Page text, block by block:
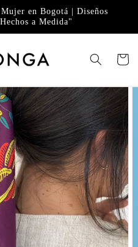
en Bogotá | Diseños
a Medida"
Carrito